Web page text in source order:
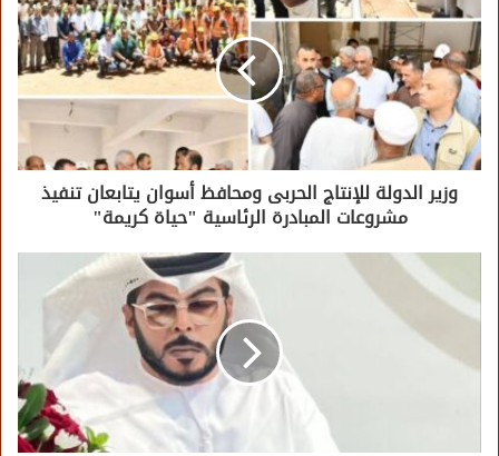
وزير الدولة للإنتاج الحربى ومحافظ أسوان يتابعان تنفيذ
مشروعات المبادرة الرئاسية "حياة كريمة"